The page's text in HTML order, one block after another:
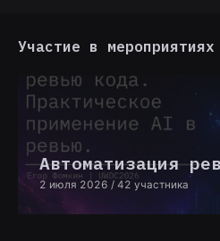
Участие в мероприятиях
Автоматизация
2 июля 2026 / 42 участника